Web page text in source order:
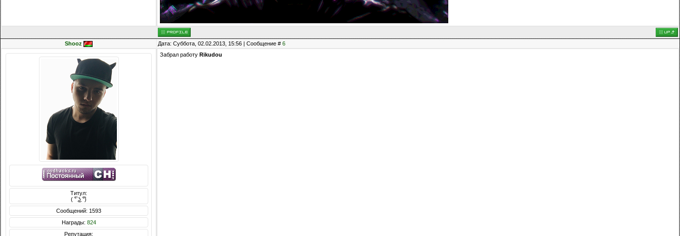
Shooz Дата: Суббота, 02.02.2013, 15:56 | Сообщение # 6
Титул:
( ͡° ͜ʖ ͡°)
Сообщений: 1593
Награды: 824
Репутация:
Забрал работу Rikudou